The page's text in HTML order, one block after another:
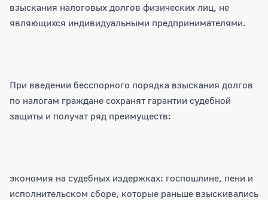
взыскания налоговых долгов физических лиц, не
являющихся индивидуальными предпринимателями.
При введении бесспорного порядка взыскания долгов
по налогам граждане сохранят гарантии судебной
защиты и получат ряд преимуществ:
экономия на судебных издержках: госпошлине, пени и
исполнительском сборе, которые раньше взыскивались